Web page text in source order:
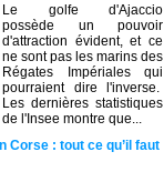
Le golfe d'Ajaccio
possède un pouvoir
d'attraction évident, et ce
ne sont pas les marins des
Régates Impériales qui
pourraient dire l'inverse.
Les dernières statistiques
de l'Insee montre que...
Corse : tout ce qu’il faut